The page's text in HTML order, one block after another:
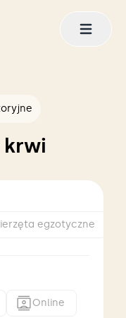
egzotyczne
Online